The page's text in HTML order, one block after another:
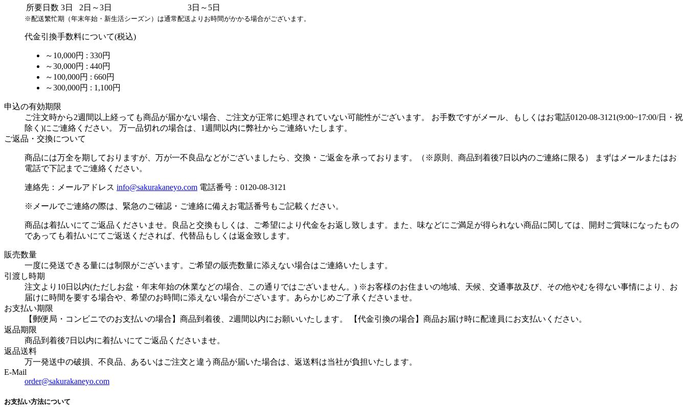
所要日数 3日 2日～3日 3日～5日
※配送繁忙期（年末年始・新生活シーズン）は通常配送よりお時間がかかる場合がございます。
代金引換手数料について(税込)
～10,000円 : 330円
～30,000円 : 440円
～100,000円 : 660円
～300,000円 : 1,100円
申込の有効期限
ご注文時から2週間以上経っても商品が届かない場合、ご注文が正常に処理されていない可能性がございます。 お手数ですがメール、もしくはお電話0120-08-3121(9:00~17:00/日・祝
除く)にご連絡ください。 万一品切れの場合は、1週間以内に弊社からご連絡いたします。
ご返品・交換について
商品には万全を期しておりますが、万が一不良品などがございましたら、交換・ご返金を承っております。（※原則、商品到着後7日以内のご連絡に限る） まずはメールまたはお
電話で下記までご連絡ください。
連絡先：メールアドレス info@sakurakaneyo.com 電話番号：0120-08-3121
※メールでご連絡の際は、緊急のご確認・ご連絡に備えお電話番号もご記載ください。
商品は着払いにてご返品くださいませ。良品と交換もしくは、ご希望により代金をお返し致します。また、味などにご満足が得られない商品に関しては、開封ご賞味になったもの
であっても着払いにてご返送くだされば、代替品もしくは返金致します。
販売数量
一度に発送できる量には制限がございます。ご希望の販売数量に添えない場合はご連絡いたします。
引渡し時期
注文より10日以内(ただしお盆・年末年始の休業などの場合、この通りではございません。) ※お客様のお住まいの地域、天候、交通事故及び、その他やむを得ない事情により、お
届けに時間を要する場合や、希望のお時間に添えない場合がございます。あらかじめご了承くださいませ。
お支払い期限
【郵便局・コンビニでのお支払いの場合】商品到着後、2週間以内にお願いいたします。 【代金引換の場合】商品お届け時に配達員にお支払いください。
返品期限
商品到着後7日以内に着払いにてご返品くださいませ。
返品送料
万一発送中の破損、不良品、あるいはご注文と違う商品が届いた場合は、返送料は当社が負担いたします。
E-Mail
order@sakurakaneyo.com
お支払い方法について